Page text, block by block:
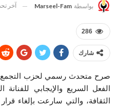
بواسطة Marseel-Fam آخر
286
شارك
صرح متحدث رسمي لحزب
الفعل السريع والإيجابي للفنانة
الثقافة، والتي سارعت بإلغاء